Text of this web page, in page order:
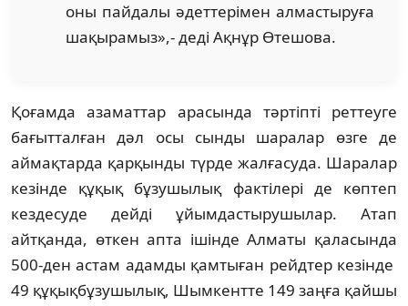
оны пайдалы әдеттерімен алмастыруға
шақырамыз»,- деді Ақнұр Өтешова.
Қоғамда азаматтар арасында тәртіпті реттеуге
бағытталған дәл осы сынды шаралар өзге де
аймақтарда қарқынды түрде жалғасуда. Шаралар
кезінде құқық бұзушылық фактілері де көптеп
кездесуде дейді ұйымдастырушылар. Атап
айтқанда, өткен апта ішінде Алматы қаласында
500-ден астам адамды қамтыған рейдтер кезінде
49 құқықбұзушылық, Шымкентте 149 заңға қайшы